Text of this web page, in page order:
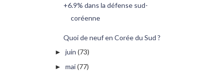
+6.9% dans la défense sud-
coréenne
Quoi de neuf en Corée du Sud ?
► juin (73)
► mai(77)